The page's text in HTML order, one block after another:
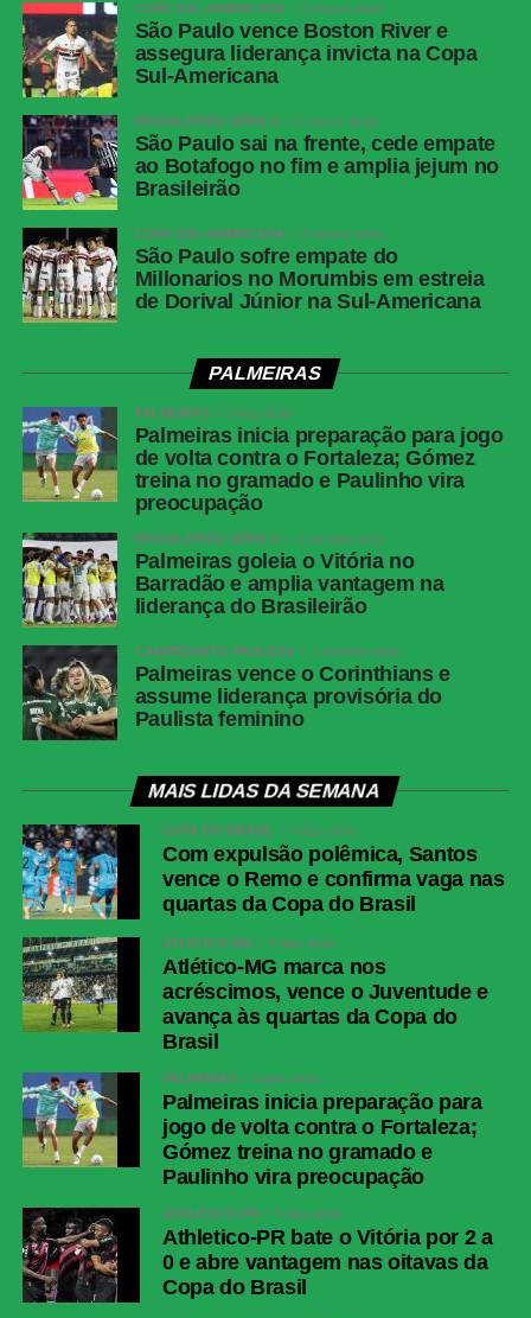
Twitter
Messenger
LinkedIn
Share
COPA SUL-AMERICANA 2 meses atrás
São Paulo vence Boston River e
assegura liderança invicta na Copa
Sul-Americana
BRASILEIRÃO SÉRIE A 3 meses atrás
São Paulo sai na frente, cede empate
ao Botafogo no fim e amplia jejum no
Brasileirão
COPA SUL-AMERICANA 3 meses atrás
São Paulo sofre empate do
Millonarios no Morumbis em estreia
de Dorival Júnior na Sul-Americana
PALMEIRAS
PALMEIRAS 5 dias atrás
Palmeiras inicia preparação para jogo
de volta contra o Fortaleza; Gómez
treina no gramado e Paulinho vira
preocupação
BRASILEIRÃO SÉRIE A 1 semana atrás
Palmeiras goleia o Vitória no
Barradão e amplia vantagem na
liderança do Brasileirão
CAMPEONATO PAULISTA 1 semana atrás
Palmeiras vence o Corinthians e
assume liderança provisória do
Paulista feminino
MAIS LIDAS DA SEMANA
COPA DO BRASIL 4 dias atrás
Com expulsão polêmica, Santos
vence o Remo e confirma vaga nas
quartas da Copa do Brasil
ATLÉTICO-MG 4 dias atrás
Atlético-MG marca nos
acréscimos, vence o Juventude e
avança às quartas da Copa do
Brasil
PALMEIRAS 5 dias atrás
Palmeiras inicia preparação para
jogo de volta contra o Fortaleza;
Gómez treina no gramado e
Paulinho vira preocupação
ATHLETICO-PR 5 dias atrás
Athletico-PR bate o Vitória por 2 a
0 e abre vantagem nas oitavas da
Copa do Brasil